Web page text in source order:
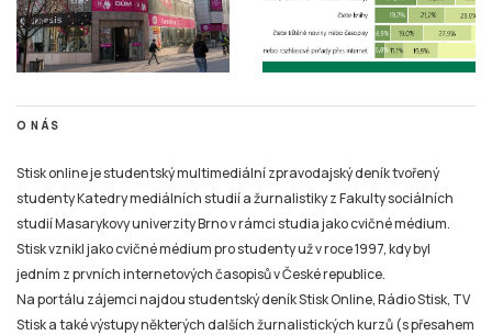
O NÁS
Stisk online je studentský multimediální zpravodajský deník tvořený
studenty Katedry mediálních studií a žurnalistiky z Fakulty sociálních
studií Masarykovy univerzity Brno v rámci studia jako cvičné médium.
Stisk vznikl jako cvičné médium pro studenty už v roce 1997, kdy byl
jedním z prvních internetových časopisů v České republice.
Na portálu zájemci najdou studentský deník Stisk Online, Rádio Stisk, TV
Stisk a také výstupy některých dalších žurnalistických kurzů (s přesahem